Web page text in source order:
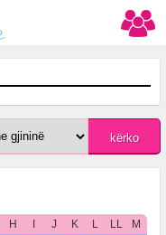
H J K L LL
M